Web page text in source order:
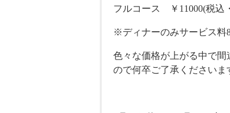
フルコース ￥11000(税込
※ディナーのみサービス料
色々な価格が上がる中で
ので何卒ご了承くださいま